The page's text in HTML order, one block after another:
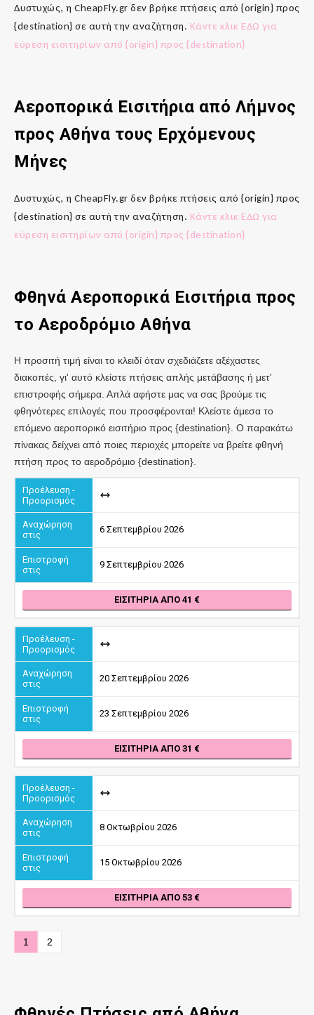
Δυστυχώς, η CheapFly.gr δεν βρήκε πτήσεις από {origin} προς
{destination} σε αυτή την αναζήτηση. Κάντε κλικ ΕΔΩ για
εύρεση εισιτηρίων από {origin} προς {destination}
Αεροπορικά Εισιτήρια από Λήμνος
προς Αθήνα τους Ερχόμενους
Μήνες
Δυστυχώς, η CheapFly.gr δεν βρήκε πτήσεις από {origin} προς
{destination} σε αυτή την αναζήτηση. Κάντε κλικ ΕΔΩ για
εύρεση εισιτηρίων από {origin} προς {destination}
Φθηνά Αεροπορικά Εισιτήρια προς
το Αεροδρόμιο Αθήνα
Η προσιτή τιμή είναι το κλειδί όταν σχεδιάζετε αξέχαστες
διακοπές, γι' αυτό κλείστε πτήσεις απλής μετάβασης ή μετ'
επιστροφής σήμερα. Απλά αφήστε μας να σας βρούμε τις
φθηνότερες επιλογές που προσφέρονται! Κλείστε άμεσα το
επόμενο αεροπορικό εισιτήριο προς {destination}. Ο παρακάτω
πίνακας δείχνει από ποιες περιοχές μπορείτε να βρείτε φθηνή
πτήση προς το αεροδρόμιο {destination}.
6 Σεπτεμβρίου 2026
9 Σεπτεμβρίου 2026
ΕΙΣΙΤΉΡΙΑ ΑΠΌ 41
20 Σεπτεμβρίου 2026
23 Σεπτεμβρίου 2026
ΕΙΣΙΤΉΡΙΑ ΑΠΌ 31
8 Οκτωβρίου 2026
15 Οκτωβρίου 2026
ΕΙΣΙΤΉΡΙΑ ΑΠΌ 53
1 2